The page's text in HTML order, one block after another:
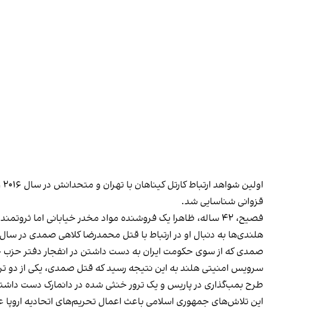
قزوانی شناسایی شد.
فصیح، ۴۲ ساله، ظاهرا یک فروشنده مواد مخدر خیابانی اما ثروتمند بود. در آن زمان اینترپل به سرویس‌های امنیتی ایرلند گفتند که فصیح تحت‌ تعقیب است.
هلندی‌ها به دنبال او در ارتباط با قتل محمدرضا کلاهی صمدی در سال ۲۰۱۵ بودند. یک ایرانی ۵۶ ساله که از سوی جمهوری اسلامی به اعدام محکوم شده بود.
صمدی که از سوی حکومت ایران به دست داشتن در انفجار دفتر حزب جمهوری اسلامی در تهران در سال ۱۳۶۰
سرویس امنیتی هلند به این نتیجه رسید که قتل صمدی، یکی از دو
طرح بمب‌گذاری در پاریس و یک ترور خنثی شده در دانمارک دست
این تلاش‌های جمهوری اسلامی باعث اعمال تحریم‌های اتحادیه اروپا علیه